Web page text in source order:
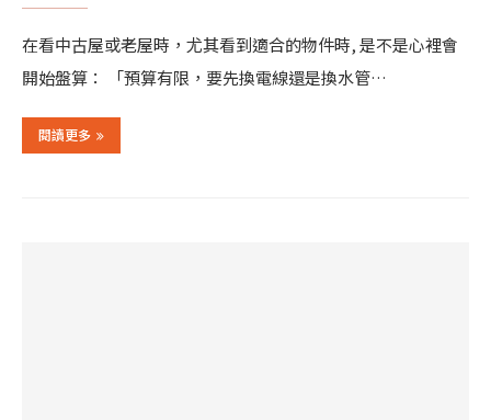
在看中古屋或老屋時，尤其看到適合的物件時, 是不是心裡會
開始盤算： 「預算有限，要先換電線還是換水管…
閱讀更多